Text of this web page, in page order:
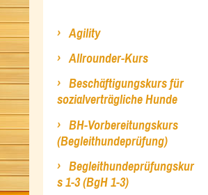
Agility
Allrounder-Kurs
Beschäftigungskurs für
sozialverträgliche Hunde
BH-Vorbereitungskurs
(Begleithundeprüfung)
Begleithundeprüfungskur
s 1-3 (BgH 1-3)